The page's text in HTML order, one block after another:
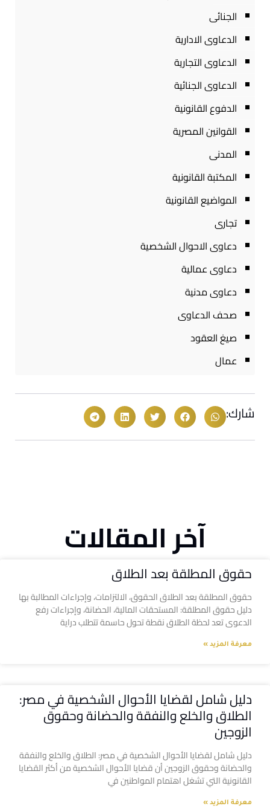
الجنائى
الدعاوى الادارية
الدعاوى التجارية
الدعاوى الجنائية
الدفوع القانونية
القوانين المصرية
المدنى
المكتبة القانونية
المواضيع القانونية
تجارى
دعاوى الاحوال الشخصية
دعاوى عمالية
دعاوى مدنية
صحف الدعاوى
صيغ العقود
عمال
شارك:
آخر المقالات
حقوق المطلقة بعد الطلاق
حقوق المطلقة بعد الطلاق الحقوق، الالتزامات، وإجراءات المطالبة بها
دليل حقوق المطلقة: المستحقات المالية، الحضانة، وإجراءات رفع
الدعوى تعد لحظة الطلاق نقطة تحول حاسمة تتطلب دراية
معرفة المزيد »
دليل شامل لقضايا الأحوال الشخصية في مصر:
الطلاق والخلع والنفقة والحضانة وحقوق
الزوجين
دليل شامل لقضايا الأحوال الشخصية في مصر: الطلاق والخلع والنفقة
والحضانة وحقوق الزوجين أن قضايا الأحوال الشخصية من أكثر القضايا
القانونية التي تشغل اهتمام المواطنين في
معرفة المزيد »